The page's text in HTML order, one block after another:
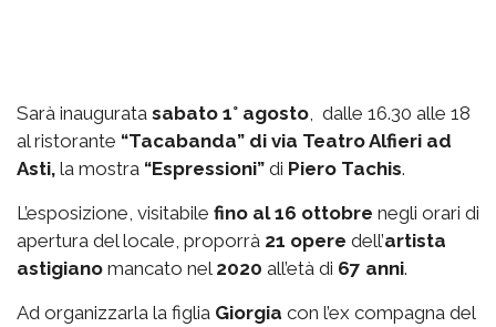
Sarà inaugurata sabato 1° agosto , dalle 16.30 alle 18
al ristorante “Tacabanda” di via Teatro Alfieri ad
Asti, la mostra “Espressioni” di Piero Tachis.
L’esposizione, visitabile fino al 16 ottobre negli orari di
apertura del locale, proporrà 21 opere dell’artista
astigiano mancato nel 2020 all’età di 67 anni.
Ad organizzarla la figlia Giorgia con l’ex compagna del